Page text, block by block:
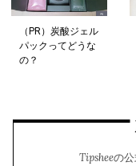
（PR）炭酸ジェル
パックってどうな
の？
Tipsheeの